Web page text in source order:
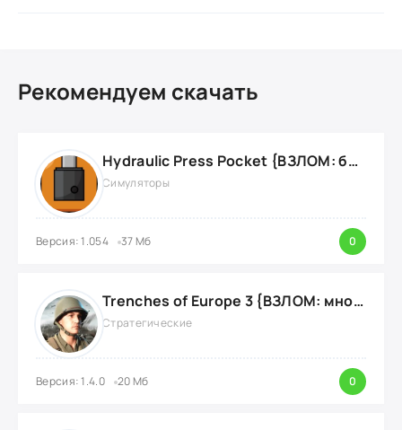
Рекомендуем скачать
Hydraulic Press Pocket {ВЗЛОМ: бесконечные деньги}
Симуляторы
Версия: 1.054 37 Мб 0
Trenches of Europe 3 {ВЗЛОМ: много денег}
Стратегические
Версия: 1.4.0 20 Мб 0